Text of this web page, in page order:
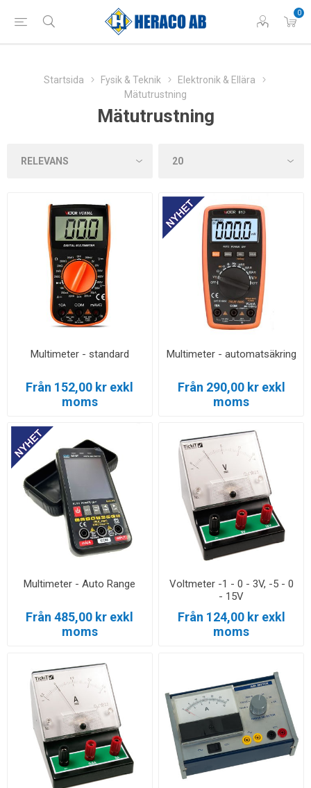
0
Startsida Fysik & Teknik
Elektronik & Ellära
Mätutrustning
Mätutrustning
Multimeter - standard
Från 152,00 kr exkl
moms
Multimeter - automatsäkring
Från 290,00 kr exkl
moms
Multimeter - Auto Range
Från 485,00 kr exkl
moms
Voltmeter -1 - 0 - 3V, -5 - 0
- 15V
Från 124,00 kr exkl
moms